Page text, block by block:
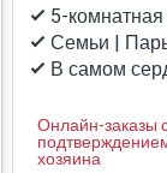
5-
Семьи |
В самом
Онлайн-заказы
хозяина